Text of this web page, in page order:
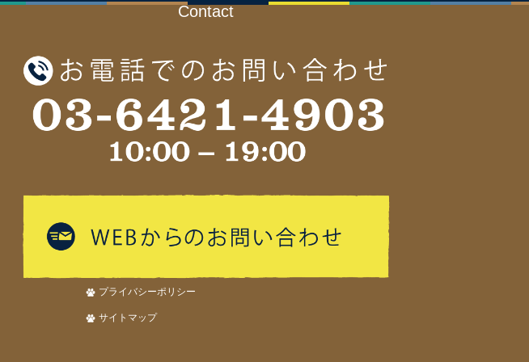
Contact
プライバシーポリシー
サイトマップ